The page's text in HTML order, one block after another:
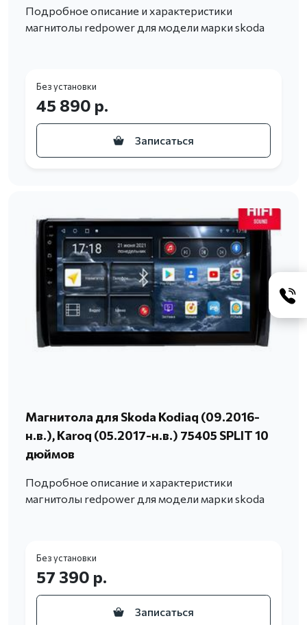
Подробное описание и характеристики
магнитолы redpower для модели марки skoda
Без установки
45 890 р.
Записаться
Магнитола для Skoda Kodiaq (09.2016-
н.в.), Karoq (05.2017-н.в.) 75405 SPLIT 10
дюймов
Подробное описание и характеристики
магнитолы redpower для модели марки skoda
Без установки
57 390 р.
Записаться